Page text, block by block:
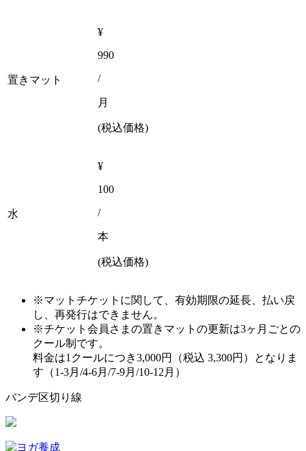
置きマット
¥
990
/
月
(税込価格)
水
¥
100
/
本
(税込価格)
※マットチケットに関して、有効期限の延長、払い戻
し、再発行はできません。
※チケット会員さまの置きマットの更新は3ヶ月ごとの
クール制です。
料金は1クールにつき3,000円（税込 3,300円）となりま
す（1-3月/4-6月/7-9月/10-12月）
バンデ区切り線